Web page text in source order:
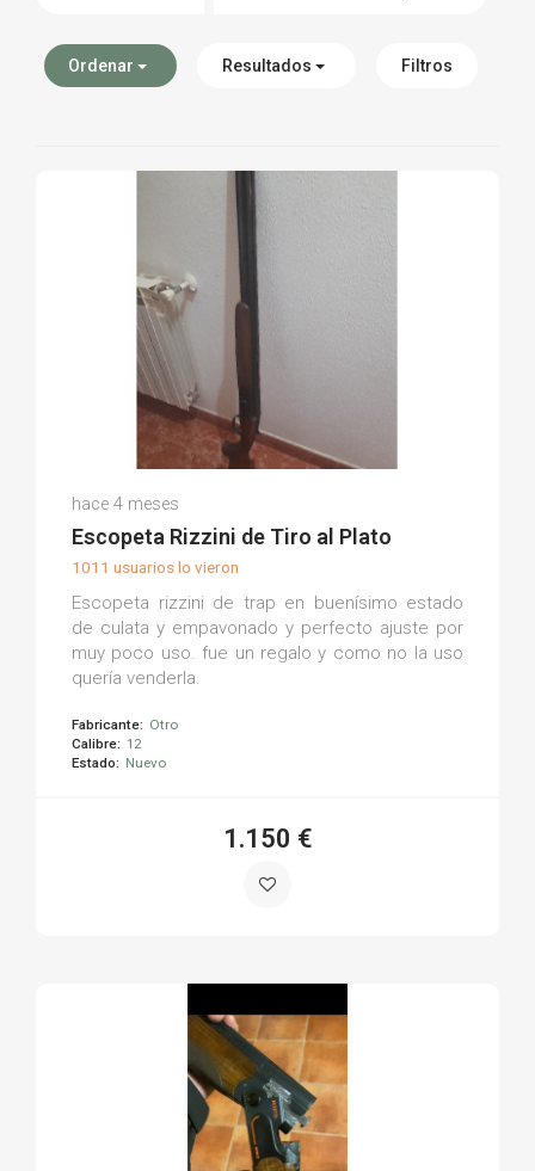
Ordenar Resultados Filtros
(0)
hace 4 meses
Escopeta Rizzini de Tiro al Plato
1011 usuarios lo vieron
Escopeta rizzini de trap en buenísimo estado
de culata y empavonado y perfecto ajuste por
muy poco uso. fue un regalo y como no la uso
quería venderla.
Fabricante: Otro
Calibre: 12
Estado: Nuevo
1.150 €